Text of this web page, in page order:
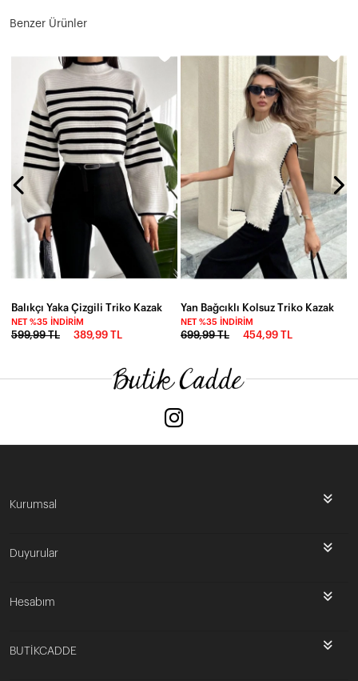
Benzer Ürünler
Balıkçı Yaka Çizgili Triko Kazak
NET %35 İNDIRIM
599,99 TL 389,99 TL
Yan Bağcıklı Kolsuz Triko Kazak
NET %35 İNDIRIM
699,99 TL 454,99 TL
Kurumsal
Duyurular
Hesabım
BUTİKCADDE